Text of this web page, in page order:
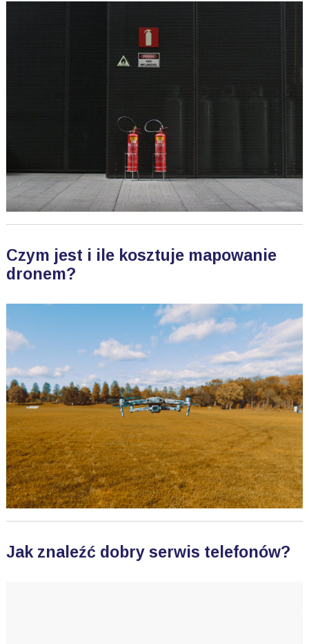
Czym jest i ile kosztuje mapowanie
dronem?
Jak znaleźć dobry serwis telefonów?